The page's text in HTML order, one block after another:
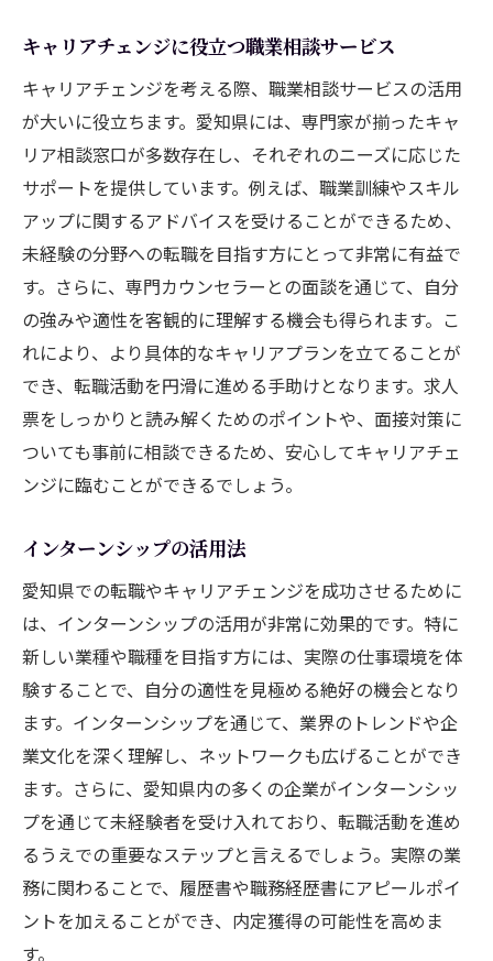
キャリアチェンジに役立つ職業相談サービス
キャリアチェンジを考える際、職業相談サービスの活用
が大いに役立ちます。愛知県には、専門家が揃ったキャ
リア相談窓口が多数存在し、それぞれのニーズに応じた
サポートを提供しています。例えば、職業訓練やスキル
アップに関するアドバイスを受けることができるため、
未経験の分野への転職を目指す方にとって非常に有益で
す。さらに、専門カウンセラーとの面談を通じて、自分
の強みや適性を客観的に理解する機会も得られます。こ
れにより、より具体的なキャリアプランを立てることが
でき、転職活動を円滑に進める手助けとなります。求人
票をしっかりと読み解くためのポイントや、面接対策に
ついても事前に相談できるため、安心してキャリアチェ
ンジに臨むことができるでしょう。
インターンシップの活用法
愛知県での転職やキャリアチェンジを成功させるために
は、インターンシップの活用が非常に効果的です。特に
新しい業種や職種を目指す方には、実際の仕事環境を体
験することで、自分の適性を見極める絶好の機会となり
ます。インターンシップを通じて、業界のトレンドや企
業文化を深く理解し、ネットワークも広げることができ
ます。さらに、愛知県内の多くの企業がインターンシッ
プを通じて未経験者を受け入れており、転職活動を進め
るうえでの重要なステップと言えるでしょう。実際の業
務に関わることで、履歴書や職務経歴書にアピールポイ
ントを加えることができ、内定獲得の可能性を高めま
す。